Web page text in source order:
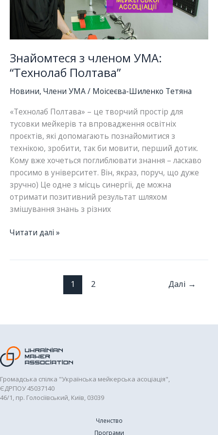
Європі
Знайомтеся з членом УМА:
“Технолаб Полтава”
Новини, Члени УМА/ Моісеєва-Шиленко Тетяна
«Технолаб Полтава» – це творчий простір для
тусовки мейкерів та впровадження освітніх
проєктів, які допомагають познайомитися з
технікою, зробити, так би мовити, перший дотик.
Кому вже хочеться поглиблювати знання – ласкаво
просимо в університет. Він, якраз, поруч, що дуже
зручно) Це одне з місць синергії, де можна
отримати позитивний результат шляхом
змішування знань з різних
Знайомтеся
Читати далі »
1 2 Далі →
Громадська спілка "Українська мейкерська асоціація",
ЄДРПОУ 45037140
46/1, пр. Голосіївський, Київ, 03039
Членство
Програми